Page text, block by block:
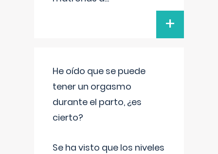
+
He oído que se puede
tener un orgasmo
durante el parto, ¿es
cierto?
Se ha visto que los niveles